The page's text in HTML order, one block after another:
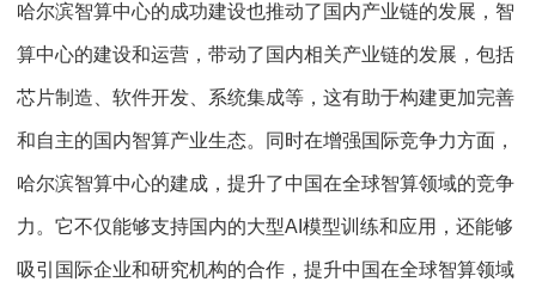
哈尔滨智算中心的成功建设也推动了国内产业链的发展，智
算中心的建设和运营，带动了国内相关产业链的发展，包括
芯片制造、软件开发、系统集成等，这有助于构建更加完善
和自主的国内智算产业生态。同时在增强国际竞争力方面，
哈尔滨智算中心的建成，提升了中国在全球智算领域的竞争
力。它不仅能够支持国内的大型AI 模型训练和应用，还能够
吸引国际企业和研究机构的合作，提升中国在全球智算领域